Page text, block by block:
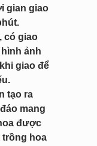
gian giao
có giao
ảnh
giao để
tạo ra
mang
được
trồng hoa